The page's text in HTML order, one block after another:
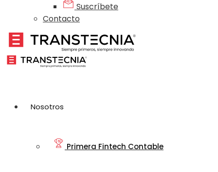
Suscríbete
Contacto
Nosotros
Primera Fintech Contable